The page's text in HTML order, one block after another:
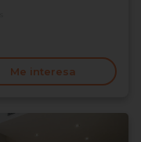
Me interesa